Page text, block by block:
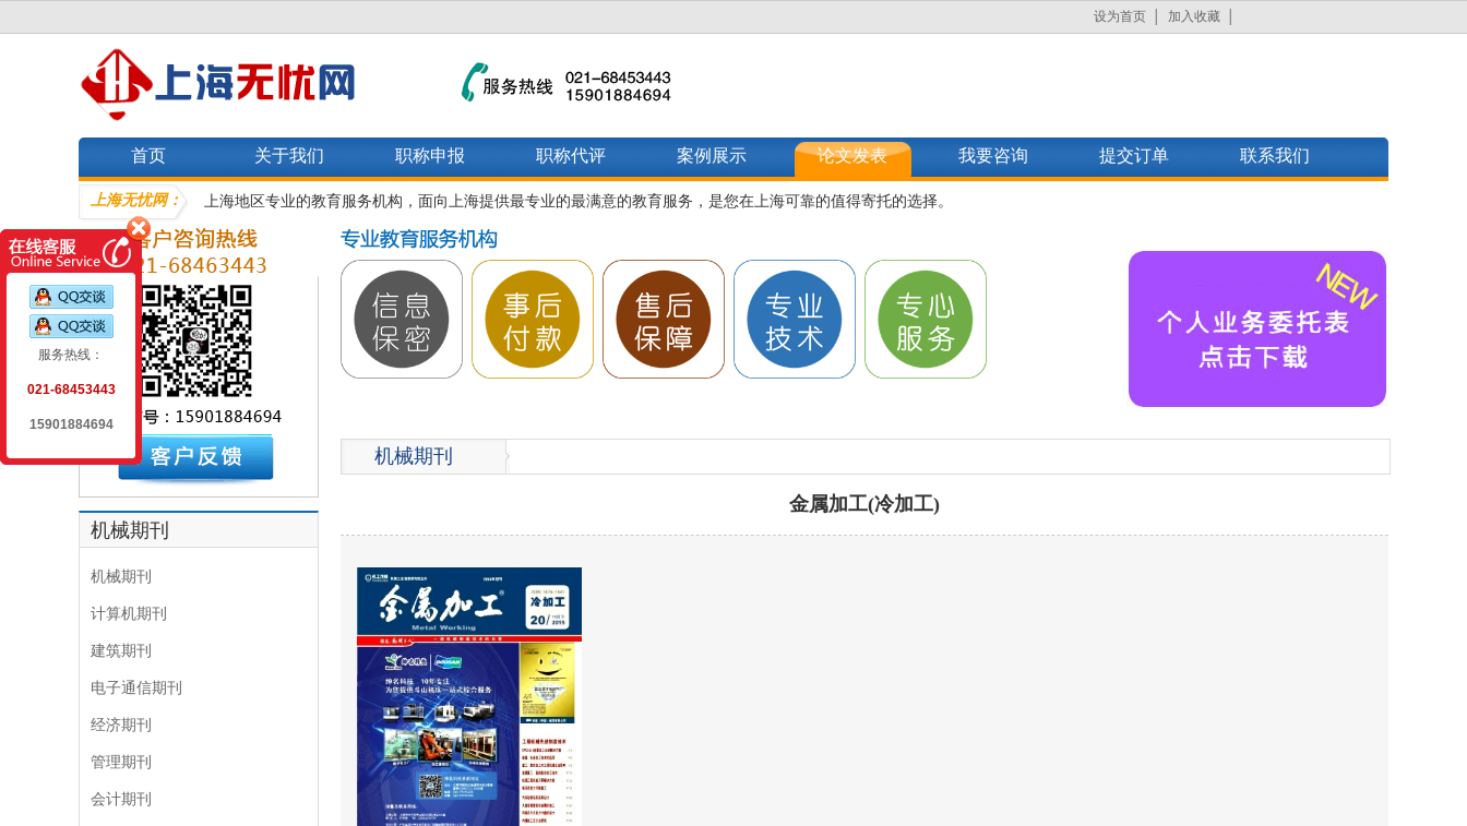
设为首页 加入收藏
首页 关于我们 职称申报 职称代评 案例展示 论文发表 我要咨询 提交订单 联系我们
上海无忧网： 上海地区专业的教育服务机构，面向上海提供最专业的最满意的教育服务，是您在上海可靠的值得寄托的选择。
机械期刊
机械期刊
计算机期刊
建筑期刊
电子通信期刊
经济期刊
管理期刊
会计期刊
机械期刊
金属加工(冷加工)
服务热线：
021-68453443
15901884694